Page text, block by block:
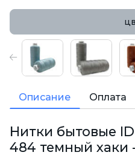
Описание Оплата
Нитки бытовые
484 темный хаки